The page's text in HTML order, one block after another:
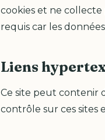
cookies et ne
requis car les
Liens
Ce site peut contenir
contrôle sur ces